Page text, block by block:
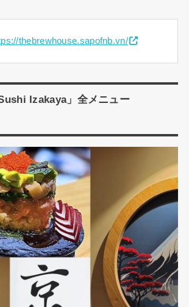
thebrewhouse.sapofnb.vn/
Izakaya」全メニュー